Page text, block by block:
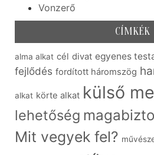
Vonzerő
CÍMKÉK
alma alkat cél divat egyenes
fejlődés fordított háromszög
alkat körte alkat külső
lehetőség
Mit vegyek fel?